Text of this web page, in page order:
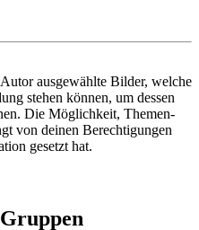
ausgewählte Bilder, welche
stehen können, um dessen
Die Möglichkeit, Themen-
von deinen Berechtigungen
gesetzt hat.